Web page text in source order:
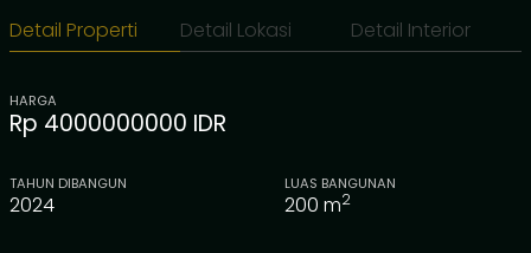
Detail Properti Detail Lokasi Detail Interior
HARGA
Rp 4000000000 IDR
TAHUN DIBANGUN
2024
LUAS BANGUNAN
200 m2